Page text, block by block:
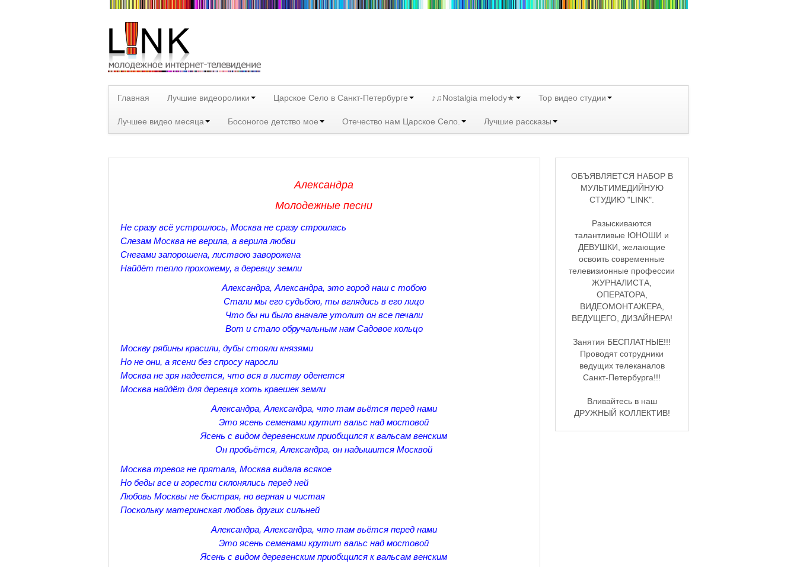
Главная Лучшие видеоролики Царское Село в Санкт-Петербурге ♪♫Nostalgia melody★ Top видео студии
Лучшее видео месяца Босоногое детство мое Отечество нам Царское Село. Лучшие рассказы
Александра
Молодежные песни
Не сразу всё устроилось, Москва не сразу строилась
Слезам Москва не верила, а верила любви
Снегами запорошена, листвою заворожена
Найдёт тепло прохожему, а деревцу земли
Александра, Александра, это город наш с тобою
Стали мы его судьбою, ты вглядись в его лицо
Что бы ни было вначале утолит он все печали
Вот и стало обручальным нам Садовое кольцо
Москву рябины красили, дубы стояли князями
Но не они, а ясени без спросу наросли
Москва не зря надеется, что вся в листву оденется
Москва найдёт для деревца хоть краешек земли
Александра, Александра, что там вьётся перед нами
Это ясень семенами крутит вальс над мостовой
Ясень с видом деревенским приобщился к вальсам венским
Он пробьётся, Александра, он надышится Москвой
Москва тревог не прятала, Москва видала всякое
Но беды все и горести склонялись перед ней
Любовь Москвы не быстрая, но верная и чистая
Поскольку материнская любовь других сильней
Александра, Александра, что там вьётся перед нами
Это ясень семенами крутит вальс над мостовой
Ясень с видом деревенским приобщился к вальсам венским
ОБЪЯВЛЯЕТСЯ НАБОР В
МУЛЬТИМЕДИЙНУЮ
СТУДИЮ "LINK".
Разыскиваются
талантливые ЮНОШИ и
ДЕВУШКИ, желающие
освоить современные
телевизионные профессии
ЖУРНАЛИСТА,
ОПЕРАТОРА,
ВИДЕОМОНТАЖЕРА,
ВЕДУЩЕГО, ДИЗАЙНЕРА!
Занятия БЕСПЛАТНЫЕ!!!
Проводят сотрудники
ведущих телеканалов
Санкт-Петербурга!!!
Вливайтесь в наш
ДРУЖНЫЙ КОЛЛЕКТИВ!